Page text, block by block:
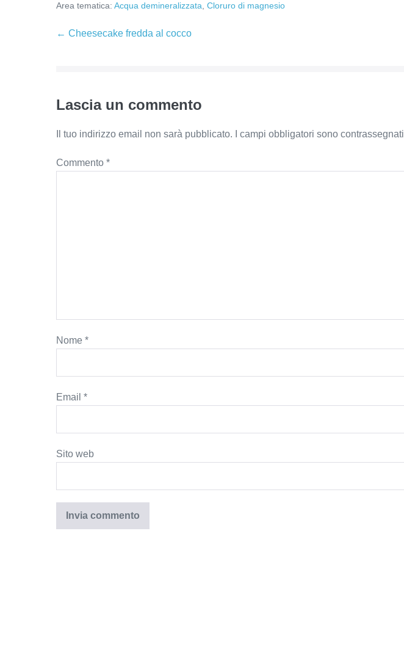
Area tematica: Acqua demineralizzata Cloruro di magnesio
Navigazione
← Cheesecake fredda al cocco
Lascia un commento
Il tuo indirizzo email non sarà pubblicato. I campi obbligatori sono contrassegnati
Commento *
Nome *
Email *
Sito web